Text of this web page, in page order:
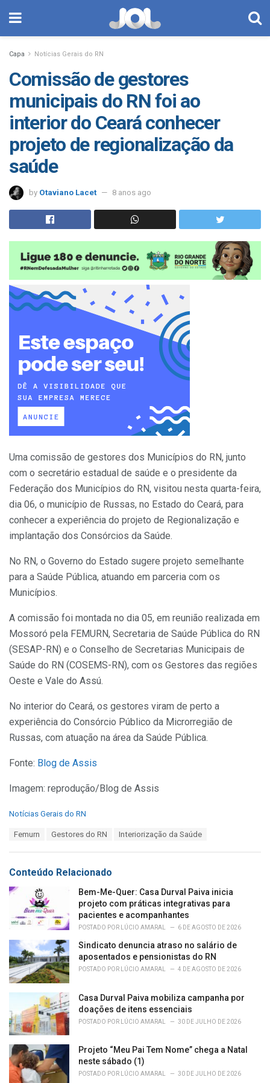
Capa Notícias Gerais do RN
Comissão de gestores
municipais do RN foi ao
interior do Ceará conhecer
projeto de regionalização da
saúde
by Otaviano Lacet 8 anos ago
Uma comissão de gestores dos Municípios do RN, junto
com o secretário estadual de saúde e o presidente da
Federação dos Municípios do RN, visitou nesta quarta-feira,
dia 06, o município de Russas, no Estado do Ceará, para
conhecer a experiência do projeto de Regionalização e
implantação dos Consórcios da Saúde.
No RN, o Governo do Estado sugere projeto semelhante
para a Saúde Pública, atuando em parceria com os
Municípios.
A comissão foi montada no dia 05, em reunião realizada em
Mossoró pela FEMURN, Secretaria de Saúde Pública do RN
(SESAP-RN) e o Conselho de Secretarias Municipais de
Saúde do RN (COSEMS-RN), com os Gestores das regiões
Oeste e Vale do Assú.
No interior do Ceará, os gestores viram de perto a
experiência do Consórcio Público da Microrregião de
Russas, com atuação na área da Saúde Pública.
Fonte: Blog de Assis
Imagem: reprodução/Blog de Assis
C
o
r
i
Notícias Gerais do RN
:
Femurn Gestores do RN Interiorização da Saúde
Conteúdo Relacionado
Bem-Me-Quer: Casa Durval Paiva inicia
projeto com práticas integrativas para
pacientes e acompanhantes
POSTADO POR LÚCIO AMARAL 6 DE AGOSTO DE 2026
Sindicato denuncia atraso no salário de
aposentados e pensionistas do RN
POSTADO POR LÚCIO AMARAL 4 DE AGOSTO DE 2026
Casa Durval Paiva mobiliza campanha por
doações de itens essenciais
POSTADO POR LÚCIO AMARAL 30 DE JULHO DE 2026
Projeto “Meu Pai Tem Nome” chega a Natal
neste sábado (1)
POSTADO POR LÚCIO AMARAL 30 DE JULHO DE 2026